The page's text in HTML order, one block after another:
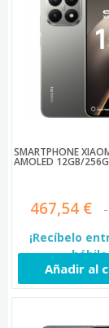
SMARTPHONE
AMOLED 12GB/
467,54 €
¡Recíbelo
Añadir al